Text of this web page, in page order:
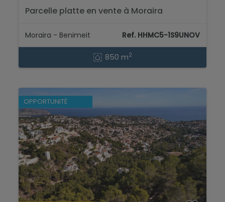
Parcelle platte en vente à Moraira
Moraira - Benimeit Ref. HHMC5-1S9UNOV
850 m2
OPPORTUNITÉ